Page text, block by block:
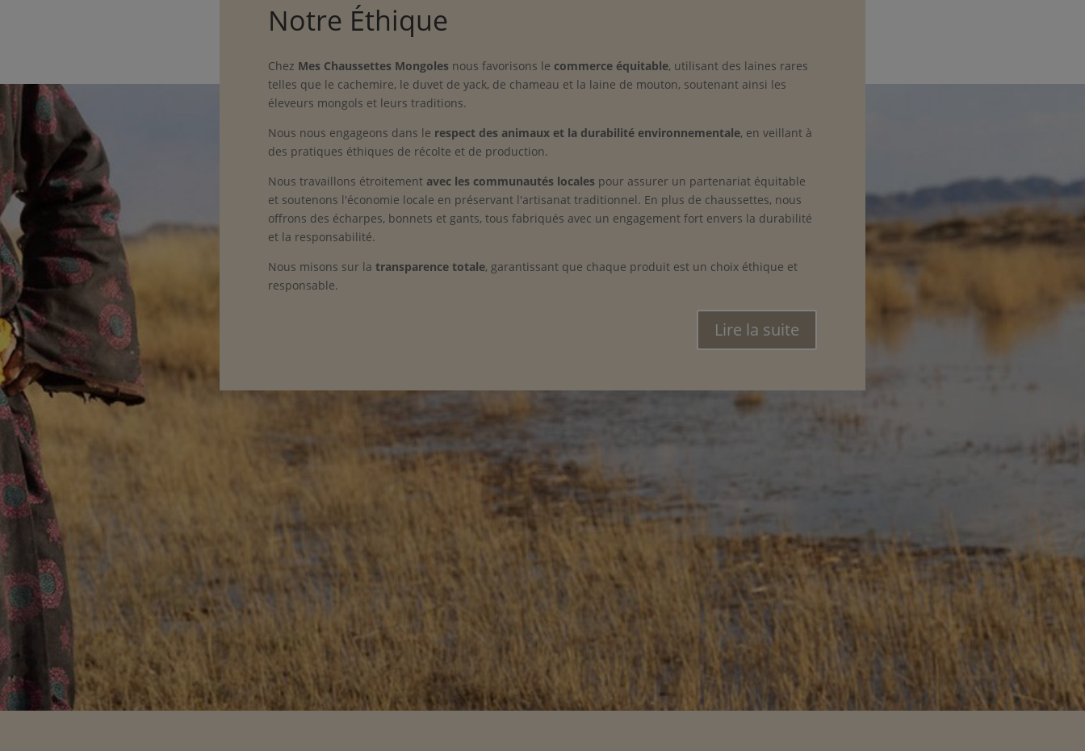
Notre Éthique
Chez Mes Chaussettes Mongoles nous favorisons le commerce équitable, utilisant des laines rares
telles que le cachemire, le duvet de yack, de chameau et la laine de mouton, soutenant ainsi les
éleveurs mongols et leurs traditions.
Nous nous engageons dans le respect des animaux et la durabilité environnementale, en veillant à
des pratiques éthiques de récolte et de production.
Nous travaillons étroitement avec les communautés locales pour assurer un partenariat équitable
et soutenons l'économie locale en préservant l'artisanat traditionnel. En plus de chaussettes, nous
offrons des écharpes, bonnets et gants, tous fabriqués avec un engagement fort envers la durabilité
et la responsabilité.
Nous misons sur la transparence totale, garantissant que chaque produit est un choix éthique et
responsable.
Lire la suite